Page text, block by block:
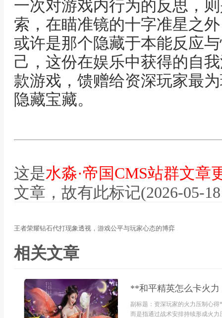
一次对游戏内行为的反思，
索，在瞄准镜的十字准星之
或许是那个隐藏于本能反应
己，这份在娱乐中获得的自
款游戏，馈赠给资深玩家最
隐藏宝藏。
这是水淼·帝国CMS站群文章
文章，故有此标记(2026-05-
王者荣耀钻石代打现象透视，游戏公平与玩家心态的博弈
相关文章
**和平精英怎么卡火
副标题：资深玩家的火力压制心
而是指通过战术安排持续形成火